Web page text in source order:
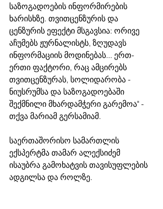
საზოგადოების ინფორმირების
ხარისხზე. თვითცენზურის და
ცენზურის ეფექტი მსგავსია: ორივე
აჩუმებს ჟურნალისტს, ზღუდავს
ინფორმაციის მოდინებას... ერთ-
ერთი ფაქტორი, რაც ამცირებს
თვითცენზურას, სოლიდარობა -
ნიუსრუმსა და საზოგადოებაში
შექმნილი მხარდამჭერი გარემოა" -
თქვა მარიამ გერსამიამ.
საერთაშორისო სამართლის
ექსპერტმა თამარ ალექსიძემ
ისაუბრა გამოხატვის თავისუფლების
ადგილსა და როლზე.